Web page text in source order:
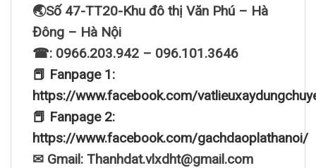
🌏Số 47-TT20-Khu đô thị Văn Phú – Hà
Đông – Hà Nội
☎: 0966.203.942 – 096.101.3646
📕 Fanpage 1:
https://www.facebook.com/
📕 Fanpage 2:
https://www.facebook.com/gachdaoplathanoi/
✉ Gmail: Thanhdat.vlxdht@gmail.com